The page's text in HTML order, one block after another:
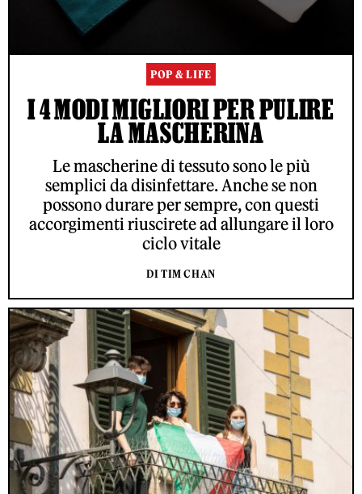
POP & LIFE
I 4 MODI MIGLIORI PER PULIRE
LA MASCHERINA
Le mascherine di tessuto sono le più
semplici da disinfettare. Anche se non
possono durare per sempre, con questi
accorgimenti riuscirete ad allungare il loro
ciclo vitale
DI TIM CHAN